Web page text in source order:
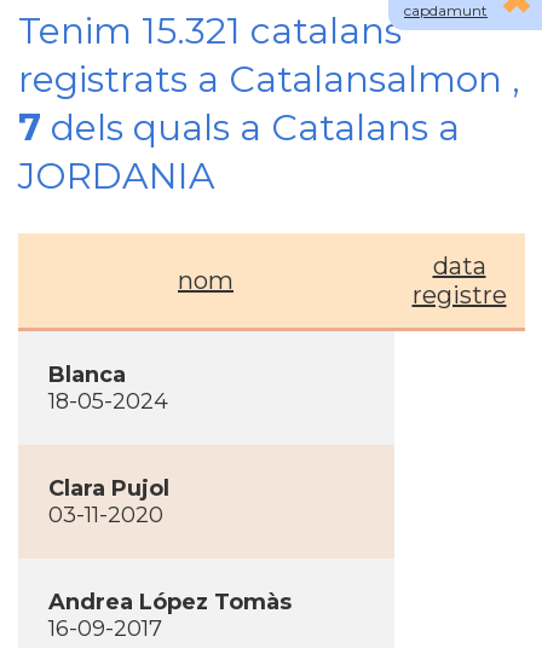
capdamunt
Tenim 15.321 catalans
registrats a Catalansalmon ,
7 dels quals a Catalans a
JORDANIA
nom
data
registre
Blanca
18-05-2024
Clara Pujol
03-11-2020
Andrea López Tomàs
16-09-2017